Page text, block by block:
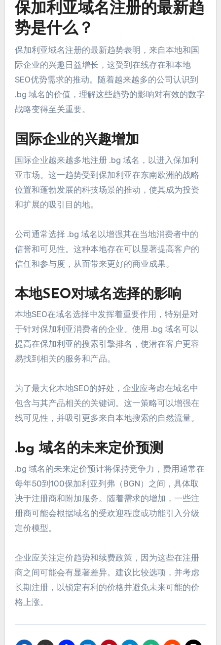
保加利亚域名注册的最新趋
势是什么？
保加利亚域名注册的最新趋势表明，来自本地和国
际企业的兴趣日益增长，这受到在线存在和本地
SEO优势需求的推动。随着越来越多的公司认识到
.bg 域名的价值，理解这些趋势的影响对有效的数字
战略变得至关重要。
国际企业的兴趣增加
国际企业越来越多地注册 .bg 域名，以进入保加利
亚市场。这一趋势受到保加利亚在东南欧洲的战略
位置和蓬勃发展的科技场景的推动，使其成为投资
和扩展的吸引目的地。
公司通常选择 .bg 域名以增强其在当地消费者中的
信誉和可见性。这种本地存在可以显著提高客户的
信任和参与度，从而带来更好的商业成果。
本地SEO对域名选择的影响
本地SEO在域名选择中发挥着重要作用，特别是对
于针对保加利亚消费者的企业。使用 .bg 域名可以
提高在保加利亚的搜索引擎排名，使潜在客户更容
易找到相关的服务和产品。
为了最大化本地SEO的好处，企业应考虑在域名中
包含与其产品相关的关键词。这一策略可以增强在
线可见性，并吸引更多来自本地搜索的自然流量。
.bg 域名的未来定价预测
.bg 域名的未来定价预计将保持竞争力，费用通常在
每年50到100保加利亚列弗（BGN）之间，具体取
决于注册商和附加服务。随着需求的增加，一些注
册商可能会根据域名的受欢迎程度或功能引入分级
定价模型。
企业应关注定价趋势和续费政策，因为这些在注册
商之间可能会有显著差异。建议比较选项，并考虑
长期注册，以锁定有利的价格并避免未来可能的价
格上涨。